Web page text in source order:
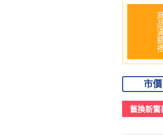
商品
市價
舊換新驚